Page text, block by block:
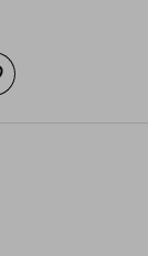
кошницата
към